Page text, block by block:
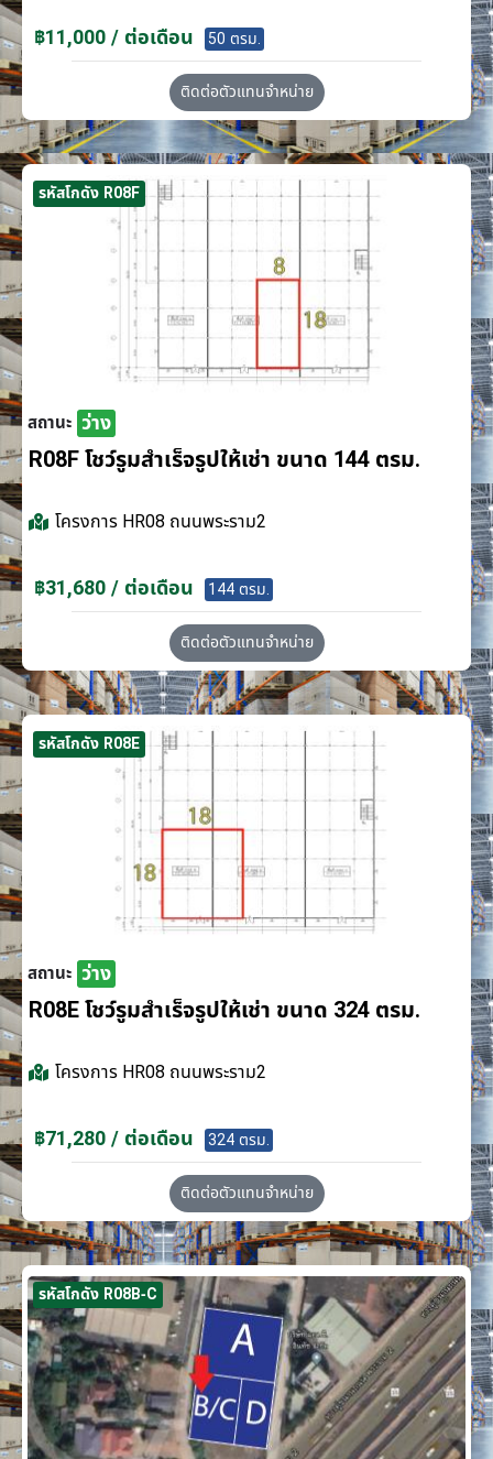
฿11,000 / ต่อเดือน 50 ตรม.
ติดต่อตัวแทนจำหน่าย
รหัสโกดัง R08F
สถานะ ว่าง
R08F โชว์รูมสำเร็จรูปให้เช่า ขนาด 144 ตรม.
โครงการ HR08 ถนนพระราม2
฿31,680 / ต่อเดือน 144 ตรม.
ติดต่อตัวแทนจำหน่าย
รหัสโกดัง R08E
สถานะ ว่าง
R08E โชว์รูมสำเร็จรูปให้เช่า ขนาด 324 ตรม.
โครงการ HR08 ถนนพระราม2
฿71,280 / ต่อเดือน 324 ตรม.
ติดต่อตัวแทนจำหน่าย
รหัสโกดัง R08B-C